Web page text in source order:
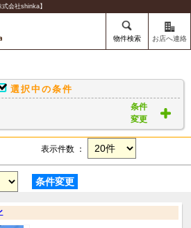
会社shinka】
物件検索 お店へ連絡
選択中の条件
条件
変更
表示件数 ：
条件変更